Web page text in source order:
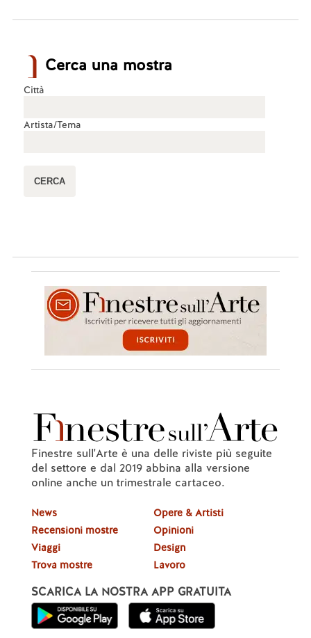
Cerca una mostra
Città
Artista/Tema
Finestre sull'Arte è una delle riviste più seguite
del settore e dal 2019 abbina alla versione
online anche un trimestrale cartaceo.
News
Recensioni mostre
Viaggi
Trova mostre
Opere & Artisti
Opinioni
Design
Lavoro
SCARICA LA NOSTRA APP GRATUITA